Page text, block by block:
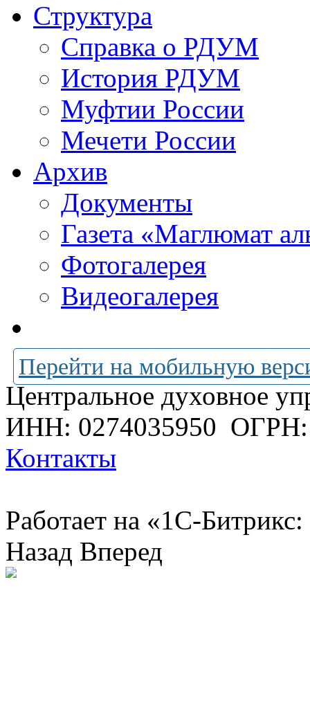
Структура
Справка о РДУМ
История РДУМ
Муфтии России
Мечети России
Архив
Документы
Газета «Маглюмат
Фотогалерея
Видеогалерея
Перейти на мобильную
Центральное духовное
ИНН: 0274035950 ОГРН:
Контакты
Работает на «1С-
Назад Вперед